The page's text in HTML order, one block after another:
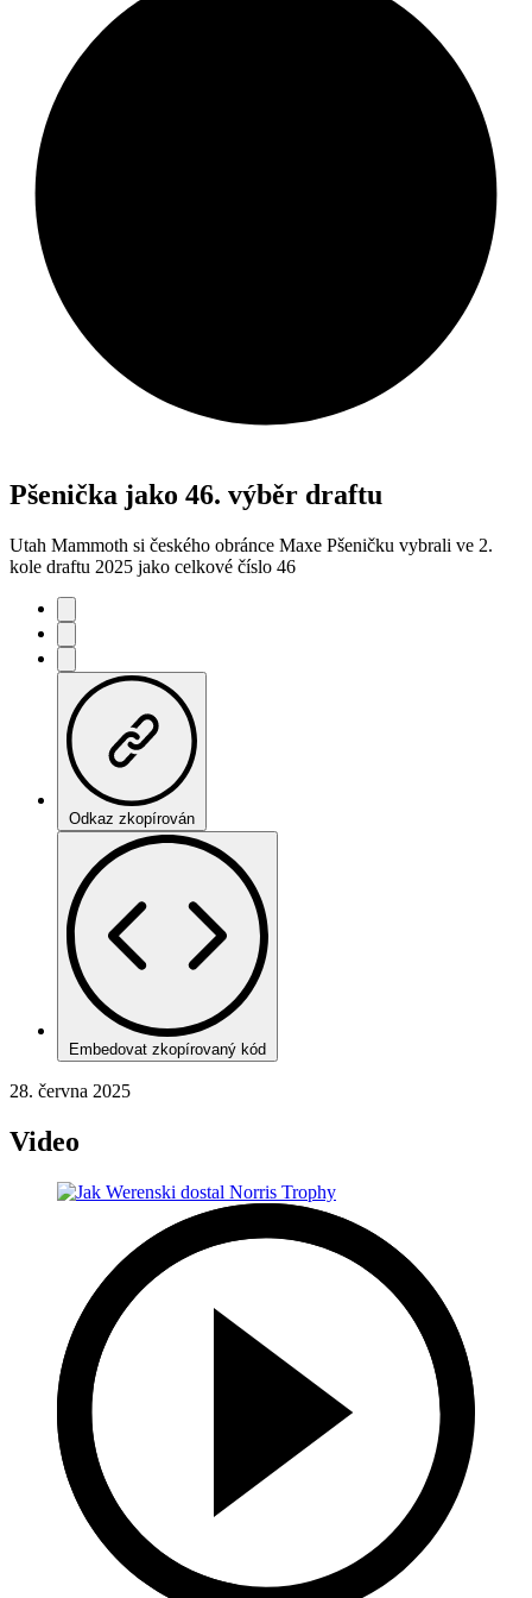
Pšenička jako 46. výběr draftu
Utah Mammoth si českého obránce Maxe Pšeničku vybrali ve 2.
kole draftu 2025 jako celkové číslo 46
Odkaz zkopírován
Embedovat zkopírovaný kód
28. června 2025
Video